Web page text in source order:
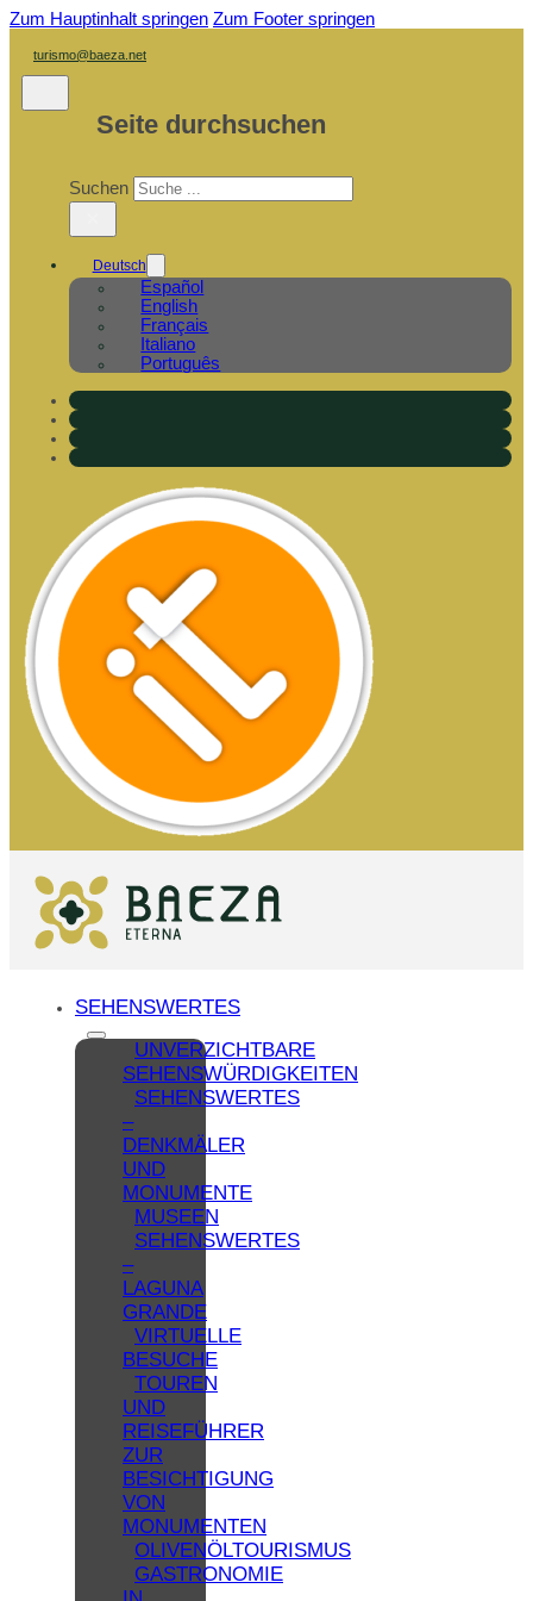
Zum Hauptinhalt springen Zum Footer springen
turismo@baeza.net
Seite durchsuchen
Suchen
Deutsch
Español
English
Français
Italiano
Português
SEHENSWERTES
UNVERZICHTBARE
SEHENSWÜRDIGKEITEN
SEHENSWERTES
–
DENKMÄLER
UND
MONUMENTE
MUSEEN
SEHENSWERTES
–
LAGUNA
GRANDE
VIRTUELLE
BESUCHE
TOUREN
UND
REISEFÜHRER
ZUR
BESICHTIGUNG
VON
MONUMENTEN
OLIVENÖLTOURISMUS
GASTRONOMIE